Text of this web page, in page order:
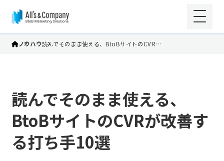
ノウハウ読んでそのまま使える、BtoBサイトのCVR…
読んでそのまま使える、
BtoBサイトのCVRが改善す
る打ち手10選